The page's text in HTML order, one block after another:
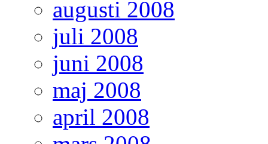
augusti 2008
juli 2008
juni 2008
maj 2008
april 2008